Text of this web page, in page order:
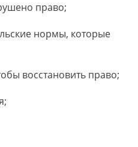
право;
нормы, которые
восстановить право;